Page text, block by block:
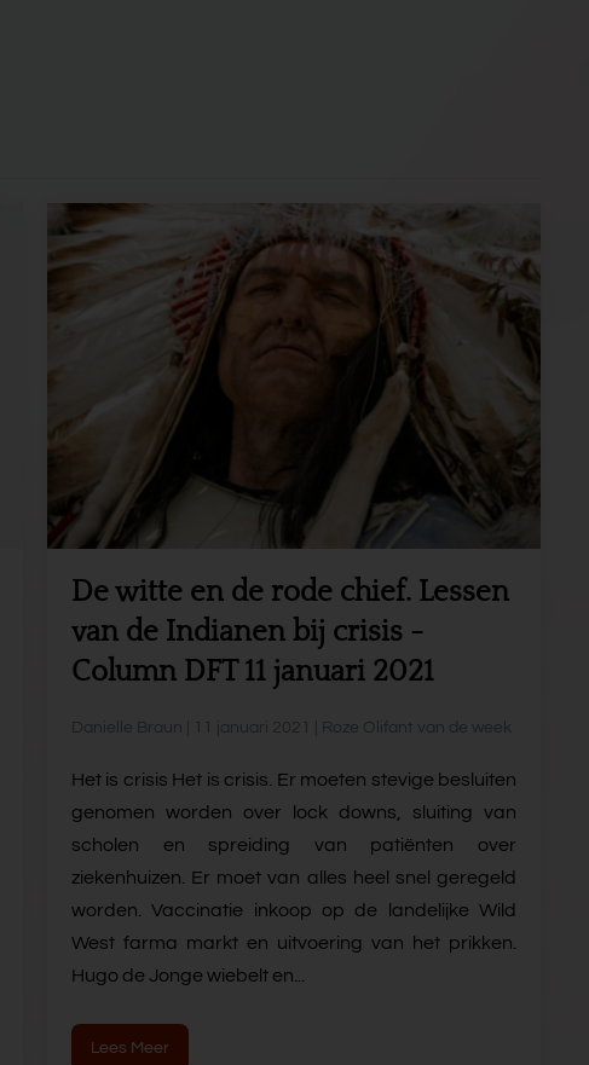
De witte en de rode chief. Lessen
van de Indianen bij crisis -
Column DFT 11 januari 2021
Danielle Braun | 11 januari 2021 | Roze Olifant van de week
Het is crisis Het is crisis. Er moeten stevige besluiten
genomen worden over lock downs, sluiting van
scholen en spreiding van patiënten over
ziekenhuizen. Er moet van alles heel snel geregeld
worden. Vaccinatie inkoop op de landelijke Wild
West farma markt en uitvoering van het prikken.
Hugo de Jonge wiebelt en...
Lees Meer